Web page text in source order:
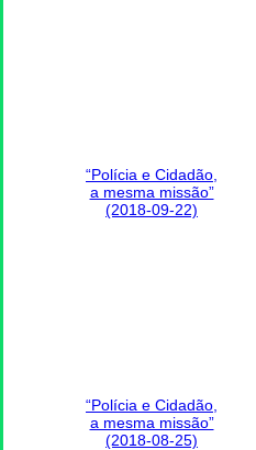
“Polícia e Cidadão,
a mesma missão”
(2018-09-22)
“Polícia e Cidadão,
a mesma missão”
(2018-08-25)